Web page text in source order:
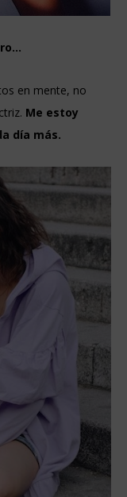
en mente, no
Me estoy
día más.